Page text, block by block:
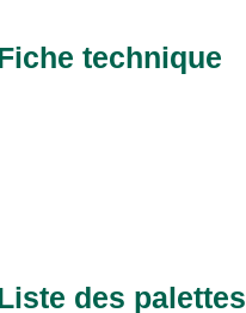
technique
des palettes